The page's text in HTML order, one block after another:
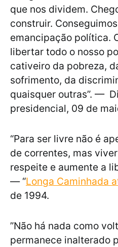
que nos dividem.
construir.
emancipação política.
libertar todo o nosso
cativeiro da pobreza,
sofrimento, da
quaisquer outras”. —
presidencial, 09 de
“Para ser livre não é
de correntes, mas
respeite e aumente a
— “Longa Caminhada
de 1994.
”Não há nada como
permanece inalterado